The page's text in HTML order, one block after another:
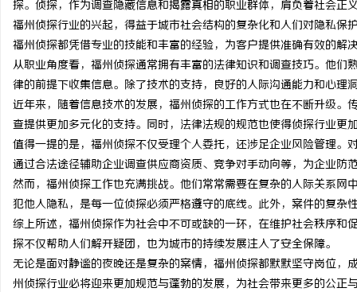
探。侦探，作为调查隐藏信息和揭露真相的职业群体，肩负着社会正
福州侦探行业的兴起，得益于城市社会结构的复杂化和人们对隐私
福州侦探都凭借专业的技能和丰富的经验，为客户提供准确有效的解
从职业角度看，福州侦探通常拥有丰富的法律知识和调查技巧。他
律的前提下收集信息。除了技术的支持，良好的人际沟通能力和心理
近年来，随着信息技术的发展，福州侦探的工作方式也在不断升级
查提供更加多元化的支持。同时，法律法规的规范也使得侦探行业更
值得一提的是，福州侦探不仅受理个人委托，还涉足企业风险管理
通过合法途径辅助企业调查供应商资质、竞争对手动向等，为企业防
然而，福州侦探工作也充满挑战。他们常常需要在复杂的人际关系
犯他人隐私，是每一位侦探必须严格遵守的底线。此外，案件的复杂
综上所述，福州侦探作为社会中不可或缺的一环，在维护社会秩序
探不仅帮助人们解开疑团，也为城市的持续发展注入了安全保障。
无论是面对静谧的夜晚还是复杂的案情，福州侦探都默默坚守岗位
州侦探行业必将迎来更加规范与蓬勃的发展，为社会带来更多的公正